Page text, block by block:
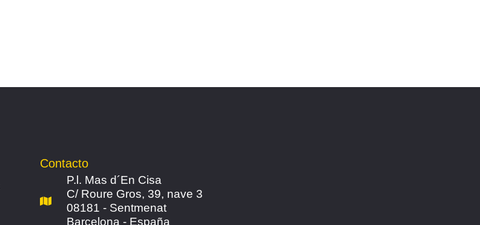
Contacto
P.l. Mas d´En Cisa
C/ Roure Gros, 39, nave 3
08181 - Sentmenat
Barcelona - España